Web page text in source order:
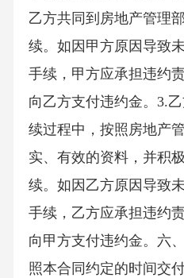
乙方共同到房地产管理
续。如因甲方原因导致
手续，甲方应承担违约
向乙方支付违约金。3.
续过程中，按照房地产
实、有效的资料，并积
续。如因乙方原因导致
手续，乙方应承担违约
向甲方支付违约金。六
照本合同约定的时间交